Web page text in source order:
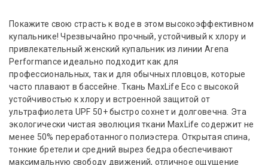
Покажите свою страсть к воде в этом высокоэффективном
купальнике! Чрезвычайно прочный, устойчивый к хлору и
привлекательный женский купальник из линии Arena
Performance идеально подходит как для
профессиональных, так и для обычных пловцов, которые
часто плавают в бассейне. Ткань MaxLife Eco с высокой
устойчивостью к хлору и встроенной защитой от
ультрафиолета UPF 50+ быстро сохнет и долговечна. Эта
экологически чистая эволюция ткани MaxLife содержит не
менее 50% переработанного полиэстера. Открытая спина,
тонкие бретели и средний вырез бедра обеспечивают
максимальную свободу движений, отличное ощущение